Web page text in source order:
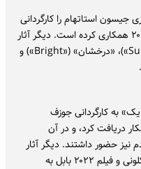
جیسون استاتهام را کارگردانی
کرده و پیش‌تر با پیت در فیلم «خشم» ۲۰۱۴ همکاری کرده است. دیگر آثار
او شامل «جوخه انتحار» («Suicide Squad»)، «درخشان» («Bright») و
به کارگردانی جوزف
دریافت کرد، و در آن
نیز حضور داشتند. دیگر آثار
اخیر پیت شامل «ولف‌ها» در کنار جورج کلونی و فیلم ۲۰۲۲ بابل به